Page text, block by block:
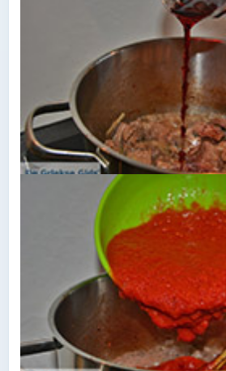
Als het vocht verdampt is
wijn bij.